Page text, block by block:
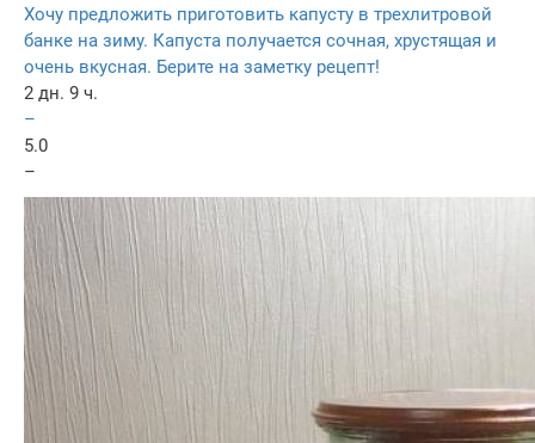
Хочу предложить приготовить капусту в трехлитровой
банке на зиму. Капуста получается сочная, хрустящая и
очень вкусная. Берите на заметку рецепт!
2 дн. 9 ч.
–
5.0
–